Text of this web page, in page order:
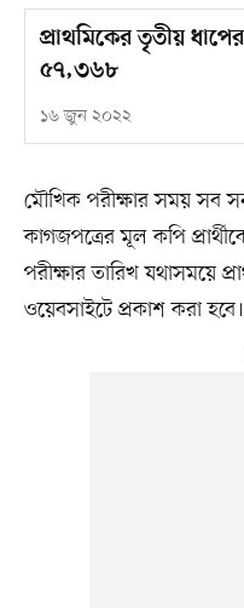
প্রাথমিকের তৃতীয়
৫৭,৩৬৮
১৬ জুন ২০২২
মৌখিক পরীক্ষার সময় সব
কাগজপত্রের মূল কপি
পরীক্ষার তারিখ যথাসময়ে
ওয়েবসাইটে প্রকাশ করা হবে।